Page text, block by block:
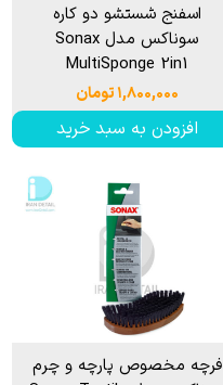
اسفنج شستشو دو کاره
سوناکس مدل Sonax
MultiSponge 2in1
۱,۸۰۰,۰۰۰ تومان
افزودن به سبد خرید
فرچه مخصوص پارچه و چرم